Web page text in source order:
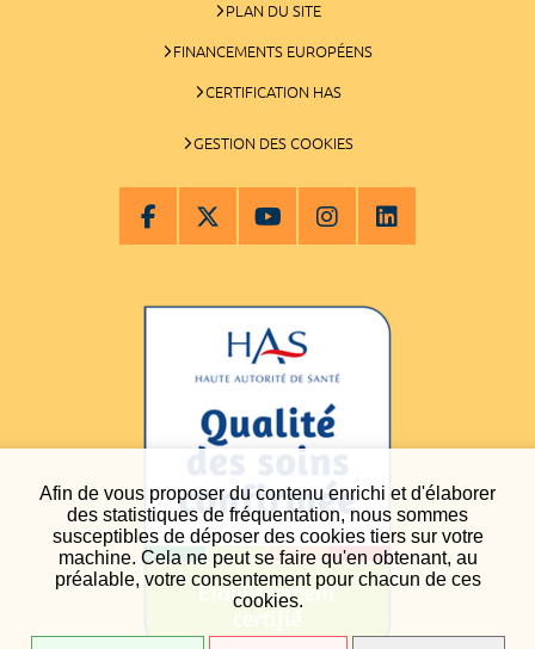
Afin de vous proposer du contenu enrichi et d'élaborer
des statistiques de fréquentation, nous sommes
susceptibles de déposer des cookies tiers sur votre
machine. Cela ne peut se faire qu'en obtenant, au
préalable, votre consentement pour chacun de ces
cookies.
PLAN DU SITE
FINANCEMENTS EUROPÉENS
CERTIFICATION HAS
GESTION DES COOKIES